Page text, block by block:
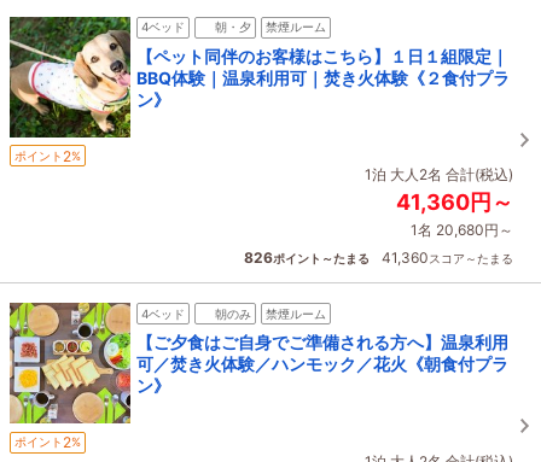
4ベッド 朝・夕 禁煙ルーム
【ペット同伴のお客様はこちら】１日１組限定｜
BBQ体験｜温泉利用可｜焚き火体験《２食付プラ
ン》
ポイント 2%
1泊 大人2名 合計(税込)
41,360円～
1名 20,680円～
826ポイント～たまる 41,360スコア～たまる
4ベッド 朝のみ 禁煙ルーム
【ご夕食はご自身でご準備される方へ】温泉利用
可／焚き火体験／ハンモック／花火《朝食付プラ
ン》
ポイント 2%